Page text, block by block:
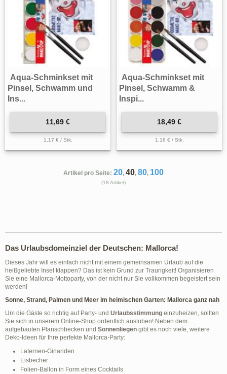
Aqua-Schminkset mit
Pinsel, Schwamm und
Ins...
11,69 €
1,17 € / Stk.
Aqua-Schminkset mit
Pinsel, Schwamm &
Inspi...
18,49 €
1,16 € / Stk.
Artikel pro Seite: 20, 40, 80, 100
(18 Artikel)
Das Urlaubsdomeinziel der Deutschen: Mallorca!
Dieses Jahr will es einfach nicht mit einem gemeinsamen Urlaub auf die
heißgeliebte Insel klappen? Das ist kein Grund zur Traurigkeit! Organisieren
Sie eine Mallorca-Mottoparty, von der nicht nur Sie vollkommen begeistert sein
werden!
Sonne, Strand, Palmen und Meer im heimischen Garten: Mallorca ganz nah
Um die Gäste so richtig auf Party- und Urlaubsstimmung einzuheizen, sollten
Sie sich in unserem Online-Shop ordentlich austoben! Neben dem
aufgebauten Planschbecken und Sonnenliegen gibt es noch viele, weitere
Deko-Ideen für Ihre perfekte Mallorca-Party:
Laternen-Girlanden
Eisbecher
Folien-Ballon in Form eines Cocktails